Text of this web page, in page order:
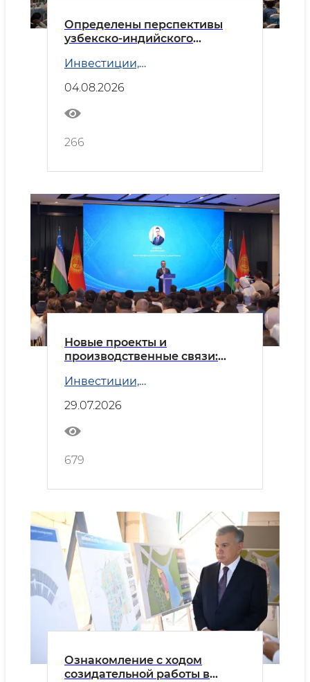
Определены перспективы
узбекско-индийского
Инвестиции,
04.08.2026
266
Новые проекты и
производственные связи:
углубляют сотрудничество
Инвестиции,
29.07.2026
679
Ознакомление с ходом
созидательной работы в